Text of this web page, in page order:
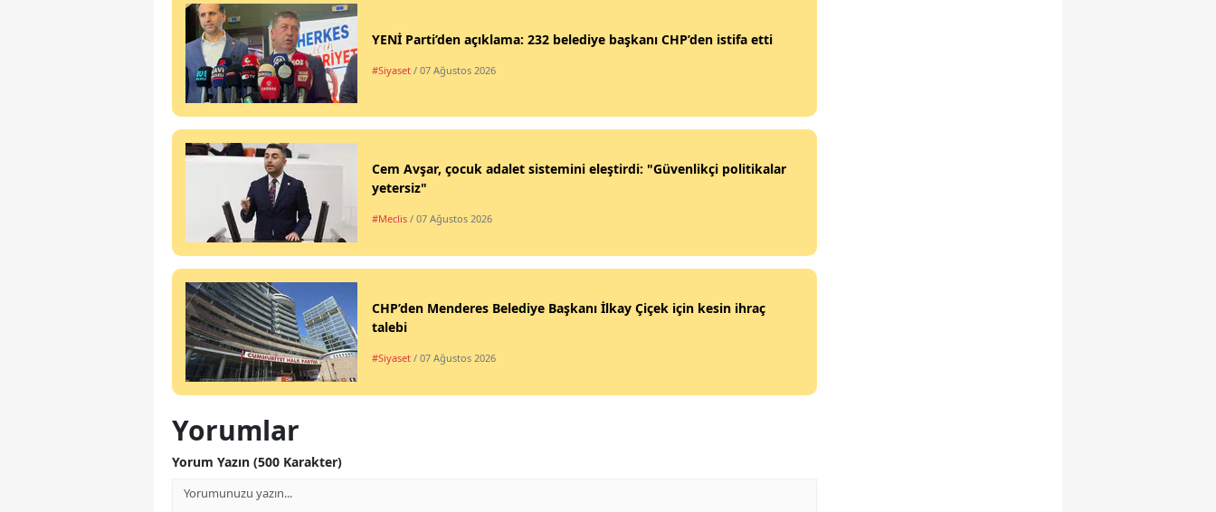
YENİ Parti’den açıklama: 232 belediye başkanı CHP’den istifa etti
#Siyaset / 07 Ağustos 2026
Cem Avşar, çocuk adalet sistemini eleştirdi: "Güvenlikçi politikalar
yetersiz"
#Meclis / 07 Ağustos 2026
CHP’den Menderes Belediye Başkanı İlkay Çiçek için kesin ihraç
talebi
#Siyaset / 07 Ağustos 2026
Yorumlar
Yorum Yazın (500 Karakter)